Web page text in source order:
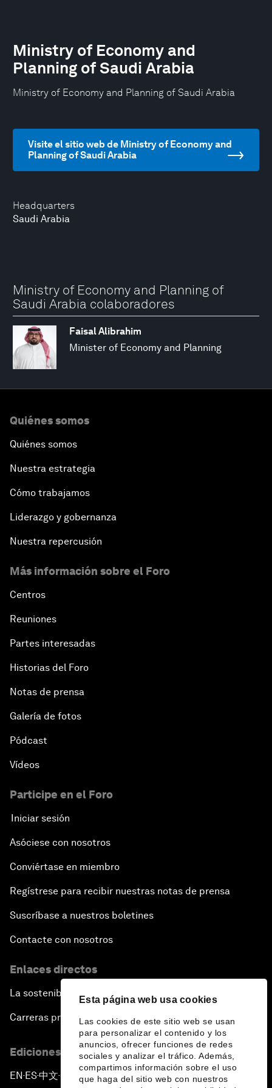
Esta página web usa cookies
Las cookies de este sitio web se usan
para personalizar el contenido y los
anuncios, ofrecer funciones de redes
sociales y analizar el tráfico. Además,
compartimos información sobre el uso
que haga del sitio web con nuestros
Headquarters
Saudi Arabia
Ministry of Economy and
Planning of Saudi Arabia
Ministry of Economy and Planning of Saudi Arabia
Visite el sitio web de Ministry of Economy and
Planning of Saudi Arabia
Ministry of Economy and Planning of
Saudi Arabia colaboradores
Faisal Alibrahim
Minister of Economy and Planning
Quiénes somos
Quiénes somos
Nuestra estrategia
Cómo trabajamos
Liderazgo y gobernanza
Nuestra repercusión
Más información sobre el Foro
Centros
Reuniones
Partes interesadas
Historias del Foro
Notas de prensa
Galería de fotos
Pódcast
Vídeos
Participe en el Foro
Iniciar sesión
Asóciese con nosotros
Conviértase en miembro
Regístrese para recibir nuestras notas de prensa
Suscríbase a nuestros boletines
Contacte con nosotros
Enlaces directos
La sostenibilidad en el Foro
Carreras profesionales
Ediciones en otros idiomas
EN ▪ ES▪中文▪ 日本語